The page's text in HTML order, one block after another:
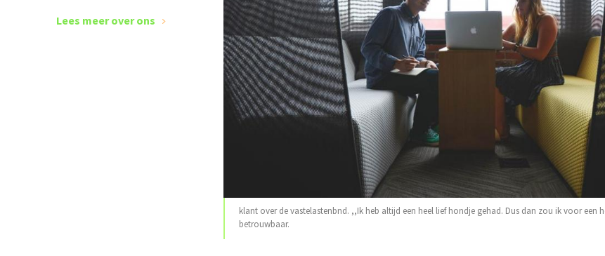
Lees meer over ons
klant over de vastelastenbnd. ,,Ik heb altijd een heel lief hondje gehad. Dus dan zou ik voor een
betrouwbaar.